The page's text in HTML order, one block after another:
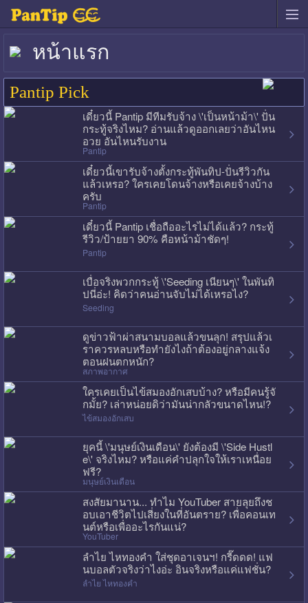
หน้าแรก
Pantip Pick
เดี๋ยวนี้ Pantip มีทีมรับจ้าง \'เป็นหน้าม้า\' ปั่น
กระทู้จริงไหม? อ่านแล้วดูออกเลยว่าอันไหน
อวย อันไหนรับงาน
Pantip
เดี๋ยวนี้เขารับจ้างตั้งกระทู้พันทิป-ปั่นรีวิวกัน
แล้วเหรอ? ใครเคยโดนจ้างหรือเคยจ้างบ้าง
ครับ
Pantip
เดี๋ยวนี้ Pantip เชื่อถืออะไรไม่ได้แล้ว? กระทู้
รีวิว/ป้ายยา 90% คือหน้าม้าชัดๆ!
Pantip
เบื่อจริงพวกกระทู้ \'Seeding เนียนๆ\' ในพันทิ
ปนี่อ่ะ! คิดว่าคนอ่านจับไม่ได้เหรอไง?
Seeding
ดูข่าวฟ้าผ่าสนามบอลแล้วขนลุก! สรุปแล้วเ
ราควรหลบหรือทำยังไงถ้าต้องอยู่กลางแจ้ง
ตอนฝนตกหนัก?
สภาพอากาศ
ใครเคยเป็นไข้สมองอักเสบบ้าง? หรือมีคนรู้จั
กมั้ย? เล่าหน่อยดิว่ามันน่ากลัวขนาดไหน!?
ไข้สมองอักเสบ
ยุคนี้ \'มนุษย์เงินเดือน\' ยังต้องมี \'Side Hustl
e\' จริงไหม? หรือแค่คำปลุกใจให้เราเหนื่อย
ฟรี?
มนุษย์เงินเดือน
สงสัยมานาน... ทำไม YouTuber สายลุยถึงช
อบเอาชีวิตไปเสี่ยงในที่อันตราย? เพื่อคอนเท
นต์หรือเพื่ออะไรกันแน่?
YouTuber
ลำไย ไหทองคำ ใส่ชุดอาเจนฯ! กรี๊ดดด! แฟ
นบอลตัวจริงว่าไงอ่ะ อินจริงหรือแค่แฟชั่น?
ลำไย ไหทองคำ